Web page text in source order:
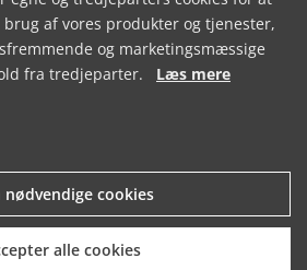
KVINDER
SOM RETTESNOR
af vores produkter og tjenester,
og marketingsmæssige
fra tredjeparter. Læs mere
nødvendige cookies
alle cookies